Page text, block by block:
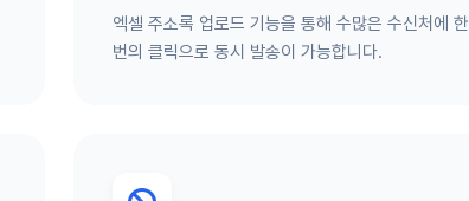
엑셀 주소록 업로드 기능을 통해 수많은 수신처에 한
번의 클릭으로 동시 발송이 가능합니다.